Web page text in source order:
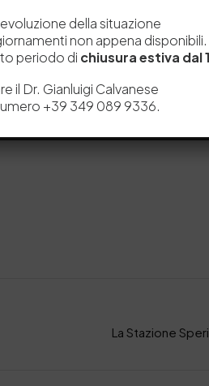
della situazione
non appena disponibili.
periodo di chiusura estiva dal
il Dr. Gianluigi Calvanese
+39 349 089 9336.